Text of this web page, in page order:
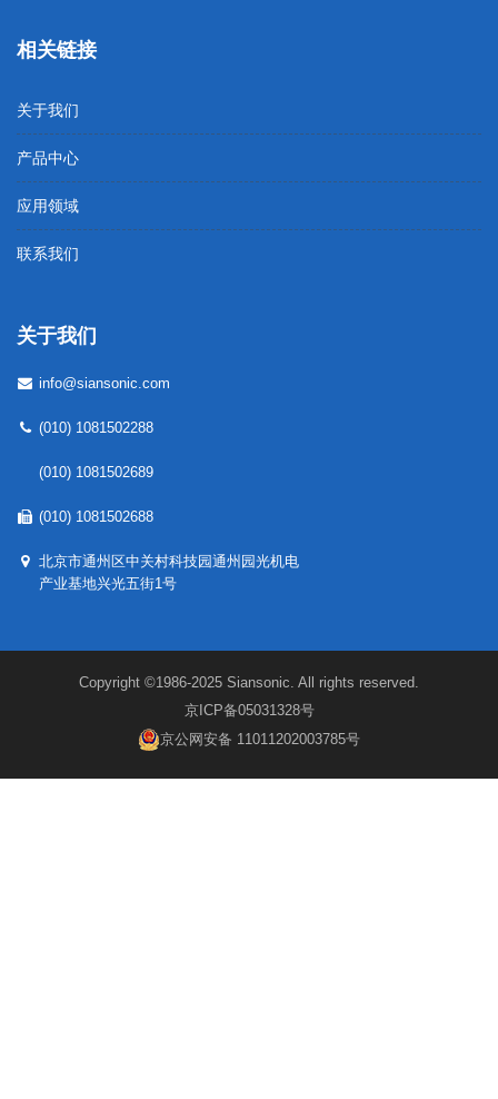
相关链接
关于我们
产品中心
应用领域
联系我们
关于我们
info@siansonic.com
(010) 1081502288
(010) 1081502689
(010) 1081502688
北京市通州区中关村科技园通州园光机电
产业基地兴光五街1号
Copyright ©1986-2025 Siansonic. All rights reserved.
京ICP备05031328号
京公网安备 11011202003785号